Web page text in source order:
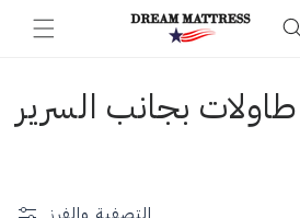
انتقل إلى
المحتوى
م
م
طاولات بجانب السرير